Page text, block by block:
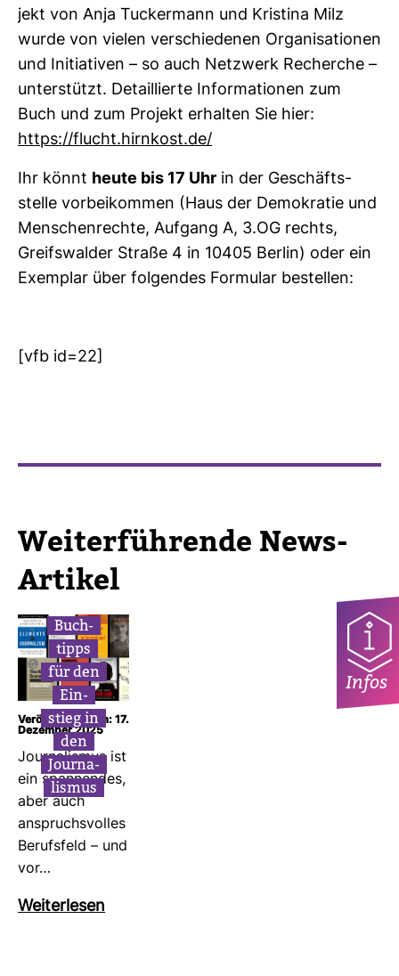
jekt von Anja Tucker­mann und Kris­tina Milz
wurde von vielen ver­schie­denen Orga­ni­sa­tionen
und Initia­tiven – so auch Netz­werk Recherche –
unter­stützt. Detail­lierte Infor­ma­tionen zum
Buch und zum Pro­jekt erhalten Sie hier:
https://flucht.hirn­kost.de/
Ihr könnt heute bis 17 Uhr in der Geschäfts­
stelle vor­bei­kommen (Haus der Demo­kratie und
Men­schen­rechte, Auf­gang A, 3.OG rechts,
Greifs­walder Straße 4 in 10405 Berlin) oder ein
Exem­plar über fol­gendes For­mular bestellen:
[vfb id=22]
Wei­ter­füh­rende News-​
Artikel
Buch­
tipps
für den
Ein­
stieg in
den
Jour­na­
lismus
Veröffentlicht am: 17.
Dezember 2025
Jour­na­lismus ist
ein span­nendes,
aber auch
anspruchs­volles
Berufs­feld – und
vor…
Wei­ter­lesen
Infos